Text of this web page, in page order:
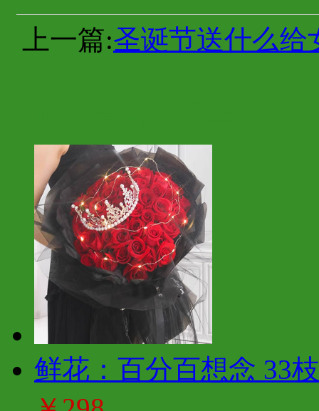
上一篇:圣诞节送什么给
鲜花：百分百想念 33